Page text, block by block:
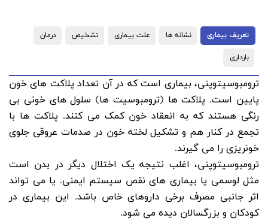
تعریف بیماری نشانه ها علت بیماری تشخیص درمان
بارداری
ترومبوسیتوپنی، بیماری است که در آن تعداد پلاکت های خون
پایین است. پلاکت ها (ترومبوسیت ها) سلول های خونی بی
رنگی هستند که به انعقاد خون کمک می کنند. پلاکت ها با
تجمع در کنار هم و تشکیل لخته خون در صدمات عروقی جلوی
خونریزی را می گیرند.
ترومبوسیتوپنی، اغلب نتیجه یک اختلال دیگر در بدن است
مثل لوسمی یا بیماری های نقص سیستم ایمنی. یا می تواند
اثر جانبی مصرف برخی داروهای خاص باشد. این بیماری در
کودکان و بزرگسالان دیده می شود.